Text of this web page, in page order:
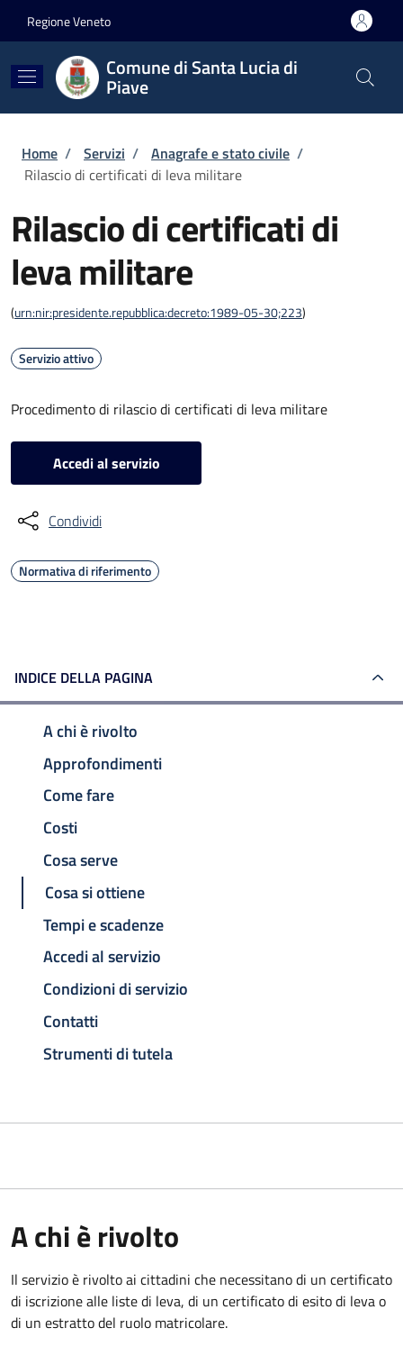
Regione Veneto
Comune di Santa Lucia di
Piave
Briciole di pane
Home / Servizi / Anagrafe e stato civile /
Rilascio di certificati di leva militare
Rilascio di certificati di
leva militare
(urn:nir:presidente.repubblica:decreto:1989-05-30;223)
Servizio attivo
Procedimento di rilascio di certificati di leva militare
Accedi al servizio
Condividi
Normativa di riferimento
INDICE DELLA PAGINA
A chi è rivolto
Approfondimenti
Come fare
Costi
Cosa serve
Cosa si ottiene
Tempi e scadenze
Accedi al servizio
Condizioni di servizio
Contatti
Strumenti di tutela
A chi è rivolto
Il servizio è rivolto ai cittadini che necessitano di un certificato
di iscrizione alle liste di leva, di un certificato di esito di leva o
di un estratto del ruolo matricolare.